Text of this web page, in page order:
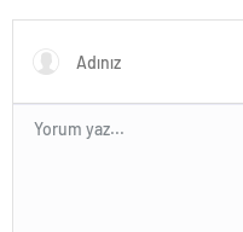
Neşeli halleri dikkat çekti…